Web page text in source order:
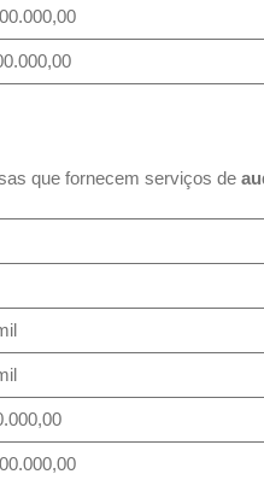
que fornecem serviços de